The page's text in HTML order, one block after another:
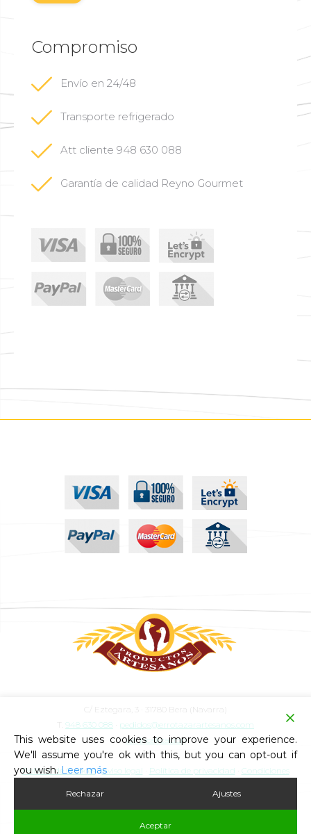
Compromiso
Envío en 24/48
Transporte refrigerado
Att cliente 948 630 088
Garantía de calidad Reyno Gourmet
C/ Eztegara, 3 · 31780 Bera (Navarra)
T. 948 630 088
pedidos@errotazarartesanos.com
ver localización
Política de Cookies·Aviso legal Política de privacidad
Condiciones
This website uses cookies to improve your experience.
We'll assume you're ok with this, but you can opt-out if
you wish. Leer más
Rechazar Ajustes
Aceptar